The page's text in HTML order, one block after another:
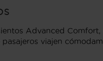
Advanced
viajen